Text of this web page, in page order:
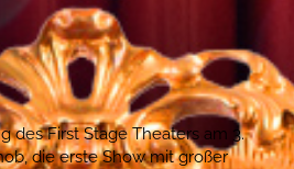
des First Stage Theaters am 3.
die erste Show mit großer